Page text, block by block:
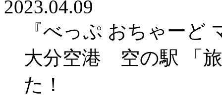
2023.04.09
『べっぷ おちゃーど
大分空港 空の駅 「
た！